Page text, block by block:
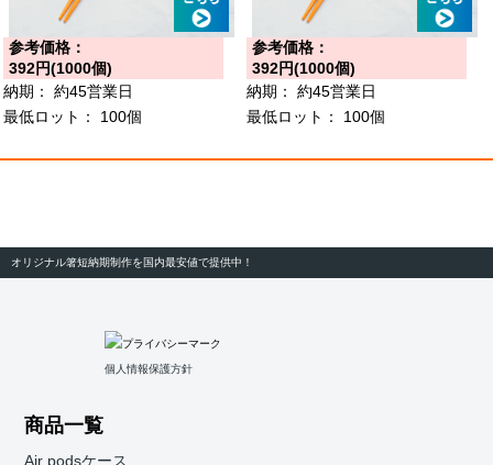
参考価格：
392円(1000個)
納期：
約45営業日
最低ロット：
100個
参考価格：
392円(1000個)
納期：
約45営業日
最低ロット：
100個
オリジナル箸短納期制作を国内最安値で提供中！
個人情報保護方針
商品一覧
Air podsケース